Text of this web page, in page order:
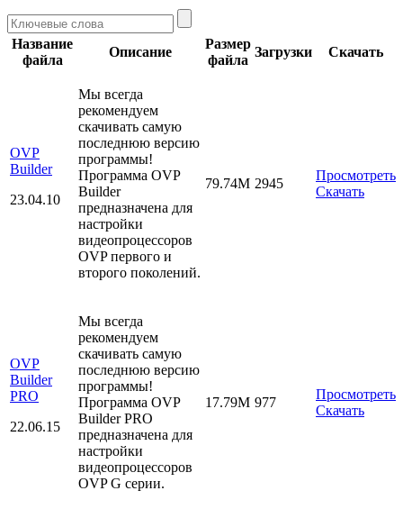
Название
файла
Описание
Размер
файла
Загрузки Скачать
OVP
Builder
23.04.10
Мы всегда
рекомендуем
скачивать самую
последнюю версию
программы!
Программа OVP
Builder
предназначена для
настройки
видеопроцессоров
OVP первого и
второго поколений.
79.74M 2945
Просмотреть
Скачать
OVP
Builder
PRO
22.06.15
Мы всегда
рекомендуем
скачивать самую
последнюю версию
программы!
Программа OVP
Builder PRO
предназначена для
настройки
видеопроцессоров
OVP G серии.
17.79M 977
Просмотреть
Скачать